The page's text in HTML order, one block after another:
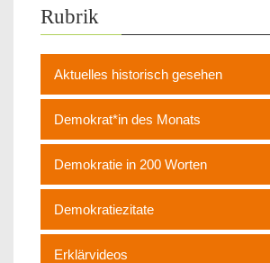
Rubrik
Aktuelles historisch gesehen
Demokrat*in des Monats
Demokratie in 200 Worten
Demokratiezitate
Erklärvideos